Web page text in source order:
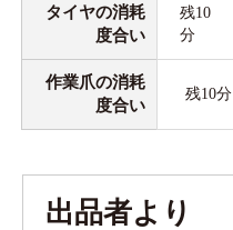
タイヤの消耗
度合い
残10
分
作業爪の消耗
度合い
残10分
出品者より